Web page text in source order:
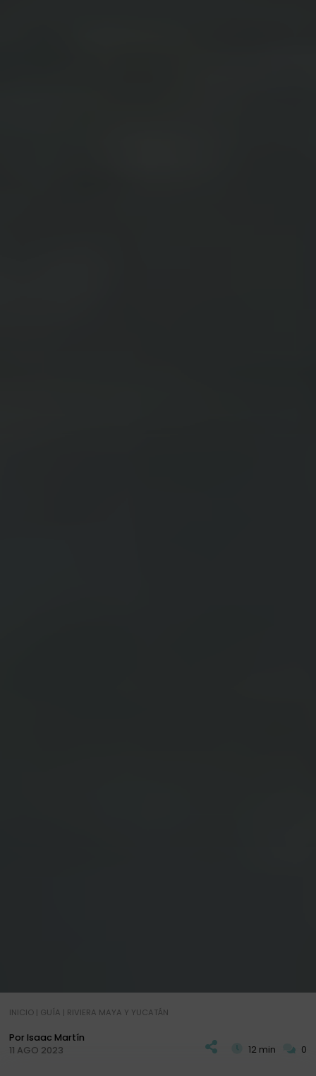
INICIO| GUÍA | RIVIERA MAYA Y YUCATÁN
Por Isaac Martín
11 AGO 2023
12 min 0